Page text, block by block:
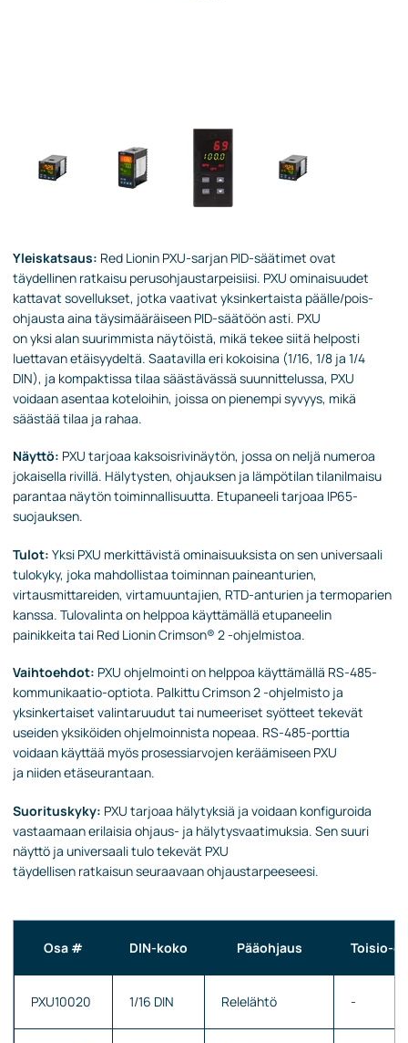
Yleiskatsaus: Red Lionin PXU-sarjan PID-säätimet ovat
täydellinen ratkaisu perusohjaustarpeisiisi. PXU ominaisuudet
kattavat sovellukset, jotka vaativat yksinkertaista päälle/pois-
ohjausta aina täysimääräiseen PID-säätöön asti. PXU
on yksi alan suurimmista näytöistä, mikä tekee siitä helposti
luettavan etäisyydeltä. Saatavilla eri kokoisina (1/16, 1/8 ja 1/4
DIN), ja kompaktissa tilaa säästävässä suunnittelussa, PXU
voidaan asentaa koteloihin, joissa on pienempi syvyys, mikä
säästää tilaa ja rahaa.
Näyttö: PXU tarjoaa kaksoisrivinäytön, jossa on neljä numeroa
jokaisella rivillä. Hälytysten, ohjauksen ja lämpötilan tilanilmaisu
parantaa näytön toiminnallisuutta. Etupaneeli tarjoaa IP65-
suojauksen.
Tulot: Yksi PXU merkittävistä ominaisuuksista on sen universaali
tulokyky, joka mahdollistaa toiminnan paineanturien,
virtausmittareiden, virtamuuntajien, RTD-anturien ja termoparien
kanssa. Tulovalinta on helppoa käyttämällä etupaneelin
painikkeita tai Red Lionin Crimson® 2 -ohjelmistoa.
Vaihtoehdot: PXU ohjelmointi on helppoa käyttämällä RS-485-
kommunikaatio-optiota. Palkittu Crimson 2 -ohjelmisto ja
yksinkertaiset valintaruudut tai numeeriset syötteet tekevät
useiden yksiköiden ohjelmoinnista nopeaa. RS-485-porttia
voidaan käyttää myös prosessiarvojen keräämiseen PXU
ja niiden etäseurantaan.
Suorituskyky: PXU tarjoaa hälytyksiä ja voidaan konfiguroida
vastaamaan erilaisia ohjaus- ja hälytysvaatimuksia. Sen suuri
näyttö ja universaali tulo tekevät PXU
täydellisen ratkaisun seuraavaan ohjaustarpeeseesi.
Osa # DIN-koko Pääohjaus Toisio-
PXU10020 1/16 DIN Relelähtö -